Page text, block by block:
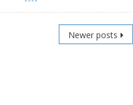
Newer posts